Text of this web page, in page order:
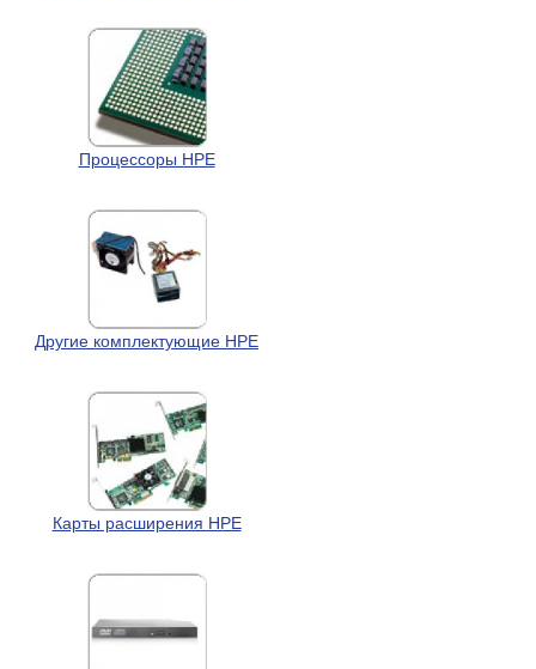
Процессоры HPE
Другие комплектующие HPE
Карты расширения HPE